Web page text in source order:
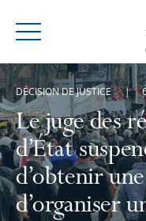
Menu
Le juge des
d’État
d’obtenir
d’organiser
DÉCISION DE JUSTICE